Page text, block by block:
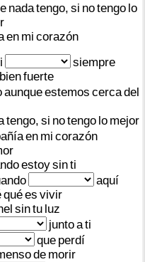
nadatengo, si notengo lo
en mi corazón
siempre
bienfuerte
aunqueestemos cercadel
tengo, si notengo lo mejor
en mi corazón
estoysinti
aquí
quées vivir
sintu luz
juntoati
que perdí
de morir